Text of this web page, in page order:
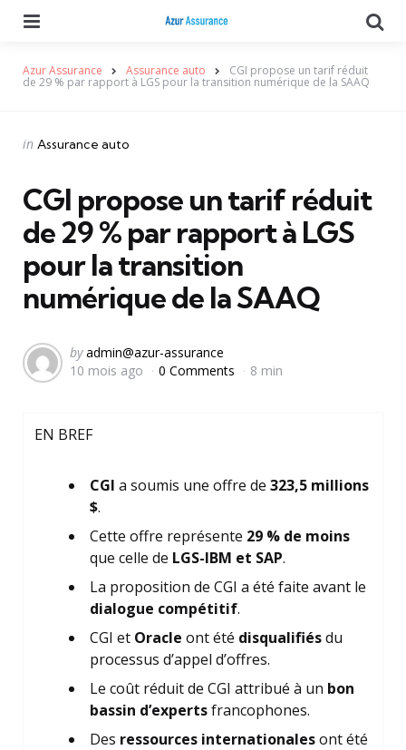
Azur Assurance Assurance auto CGI propose un tarif réduit
de 29 % par rapport à LGS pour la transition numérique de la SAAQ
Categories
Posted
in Assurance auto
CGI propose un tarif réduit
de 29 % par rapport à LGS
pour la transition
numérique de la SAAQ
Posted
by
by admin@azur-assurance
10 mois ago
0 Comments 8 min
EN BREF
CGI a soumis une offre de 323,5 millions
$.
Cette offre représente 29 % de moins
que celle de LGS-IBM et SAP.
La proposition de CGI a été faite avant le
dialogue compétitif.
CGI et Oracle ont été disqualifiésdu
processus d’appel d’offres.
Le coût réduit de CGI attribué à un bon
bassin d’expertsfrancophones.
Des ressources internationalesont été